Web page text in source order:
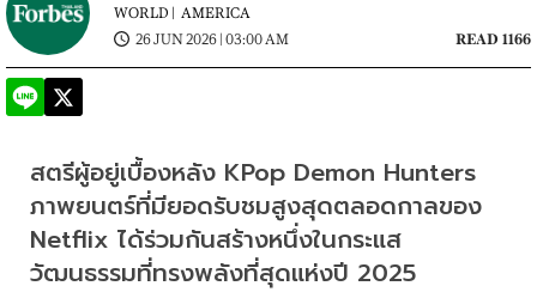
WORLD | AMERICA
26 JUN 2026 | 03:00 AM
READ 1166
สตรีผู้อยู่เบื้องหลัง KPop Demon Hunters
ภาพยนตร์ที่มียอดรับชมสูงสุดตลอดกาลของ
Netflix ได้ร่วมกันสร้างหนึ่งในกระแส
วัฒนธรรมที่ทรงพลังที่สุดแห่งปี 2025